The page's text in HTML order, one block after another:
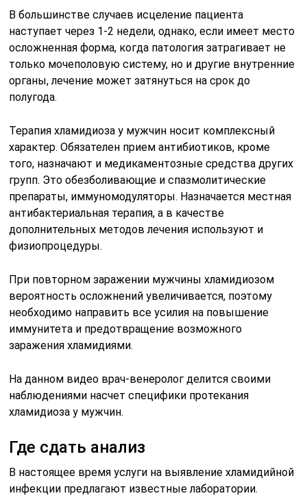
В большинстве случаев исцеление пациента
наступает через 1-2 недели, однако, если имеет место
осложненная форма, когда патология затрагивает не
только мочеполовую систему, но и другие внутренние
органы, лечение может затянуться на срок до
полугода.
Терапия хламидиоза у мужчин носит комплексный
характер. Обязателен прием антибиотиков, кроме
того, назначают и медикаментозные средства других
групп. Это обезболивающие и спазмолитические
препараты, иммуномодуляторы. Назначается местная
антибактериальная терапия, а в качестве
дополнительных методов лечения используют и
физиопроцедуры.
При повторном заражении мужчины хламидиозом
вероятность осложнений увеличивается, поэтому
необходимо направить все усилия на повышение
иммунитета и предотвращение возможного
заражения хламидиями.
На данном видео врач-венеролог делится своими
наблюдениями насчет специфики протекания
хламидиоза у мужчин.
Где сдать анализ
В настоящее время услуги на выявление хламидийной
инфекции предлагают известные лаборатории.